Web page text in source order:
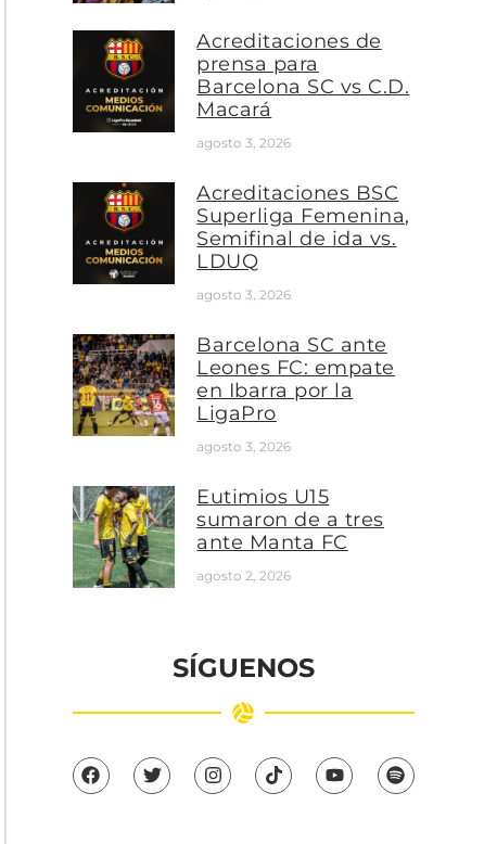
Acreditaciones de
prensa para
Barcelona SC vs C.D.
Macará
agosto 3, 2026
Acreditaciones BSC
Superliga Femenina,
Semifinal de ida vs.
LDUQ
agosto 3, 2026
Barcelona SC ante
Leones FC: empate
en Ibarra por la
LigaPro
agosto 3, 2026
Eutimios U15
sumaron de a tres
ante Manta FC
agosto 2, 2026
SÍGUENOS